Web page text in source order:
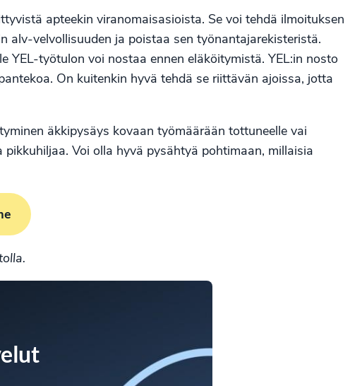
apteekin viranomaisasioista. Se voi tehdä ilmoituksen
alv-velvollisuuden ja poistaa sen työnantajarekisteristä.
YEL-työtulon voi nostaa ennen eläköitymistä. YEL:in nosto
On kuitenkin hyvä tehdä se riittävän ajoissa, jotta
äkkipysäys kovaan työmäärään tottuneelle vai
Voi olla hyvä pysähtyä pohtimaan, millaisia